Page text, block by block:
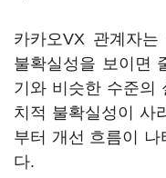
카카오VX 관계자
불확실성을 보이면
기와 비슷한 수준의
치적 불확실성이 사
부터 개선 흐름이 나
다.